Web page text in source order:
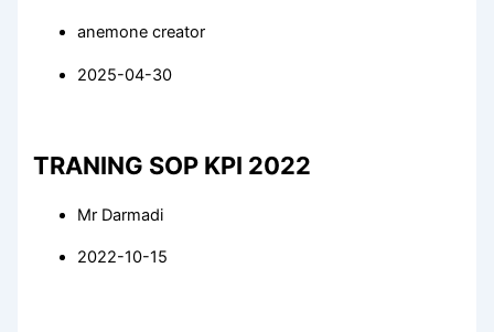
anemone creator
2025-04-30
TRANING SOP KPI 2022
Mr Darmadi
2022-10-15